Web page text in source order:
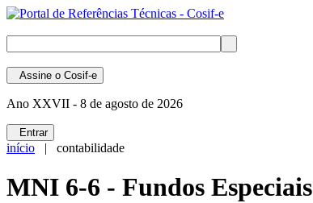
Assine o Cosif-e
Ano XXVII - 8 de agosto de 2026
Entrar
início | contabilidade
MNI 6-6 - Fundos Especiais